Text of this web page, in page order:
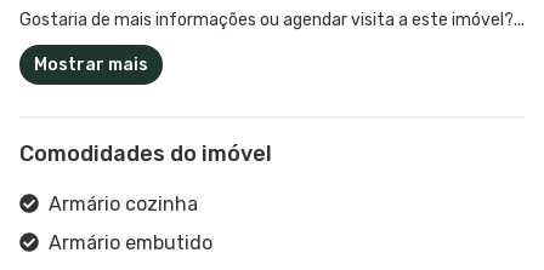
Gostaria de mais informações ou agendar visita a este imóvel?...
Mostrar mais
Comodidades do imóvel
Armário cozinha
Armário embutido